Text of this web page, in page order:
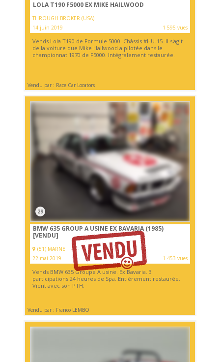
LOLA T190 F5000 EX MIKE HAILWOOD
THROUGH BROKER (USA)
14 juin 2019
1 595 vues
Vends Lola T190 de Formule 5000. Châssis #HU-15. Il s'agit
de la voiture que Mike Hailwood a pilotée dans le
championnat 1970 de F5000. Intégralement restaurée.
Vendu par : Race Car Locators
29
BMW 635 GROUP A USINE EX BAVARIA (1985)
[VENDU]
(51) MARNE
22 mai 2019
1 453 vues
Vends BMW 635 Groupe A usine. Ex Bavaria. 3
participations 24 heures de Spa. Entièrement restaurée.
Vient avec son PTH.
Vendu par : Franco LEMBO